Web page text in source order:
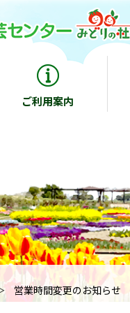
ご利用案内
営業時間変更のお知らせ